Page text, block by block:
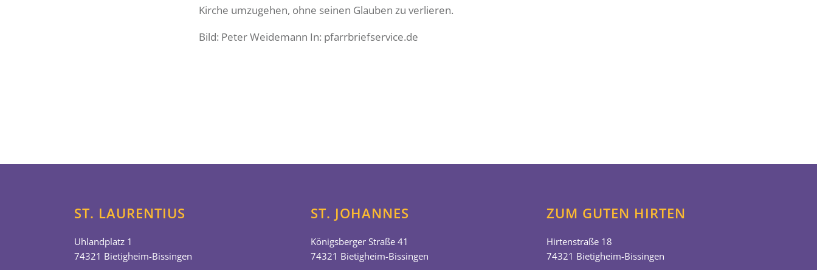
Kirche umzugehen, ohne seinen Glauben zu verlieren.
Bild: Peter Weidemann In: pfarrbriefservice.de
ST. LAURENTIUS
Uhlandplatz 1
74321 Bietigheim-Bissingen
ST. JOHANNES
Königsberger Straße 41
74321 Bietigheim-Bissingen
ZUM GUTEN HIRTEN
Hirtenstraße 18
74321 Bietigheim-Bissingen